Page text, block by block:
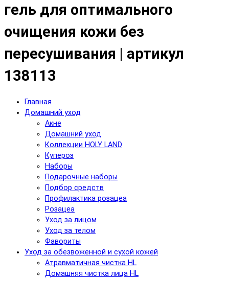
гель для оптимального
очищения кожи без
пересушивания | артикул
138113
Главная
Домашний уход
Акне
Домашний уход
Коллекции HOLY LAND
Купероз
Наборы
Подарочные наборы
Подбор средств
Профилактика розацеа
Розацеа
Уход за лицом
Уход за телом
Фавориты
Уход за обезвоженной и сухой кожей
Атравматичная чистка HL
Домашняя чистка лица HL